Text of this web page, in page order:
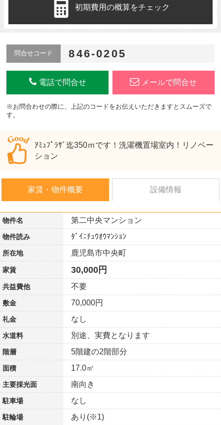
初期費用の概算をチェック
問合せコード 846-0205
電話で問合せ メールで問合せ
※お問合わせの際に、上記のコードをお伝えいただきますとスムーズで
す。
ｱﾐｭﾌﾟﾗｻﾞ迄350ｍです！洗濯機置場室内！リノベー
ション
家賃・物件概要 設備情報
物件名 第二中央マンション
物件読み ﾀﾞｲﾆﾁｭｳｵｳﾏﾝｼｮﾝ
所在地 鹿児島市中央町
家賃 30,000円
共益費他 不要
敷金 70,000円
礼金 なし
水道料 別途、実費となります
階層 5階建の2階部分
面積 17.0㎡
主要採光面 南向き
駐車場 なし
駐輪場 あり(※1)